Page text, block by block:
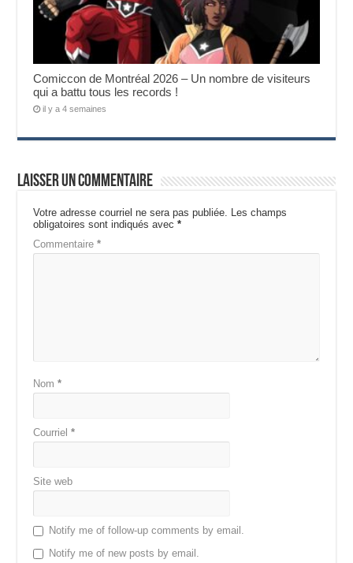
Comiccon de Montréal 2026 – Un nombre de visiteurs
qui a battu tous les records !
il y a 4 semaines
Laisser un commentaire
Votre adresse courriel ne sera pas publiée. Les champs
obligatoires sont indiqués avec*
Commentaire*
Nom*
Courriel*
Site web
Notify me of follow-up comments by email.
Notify me of new posts by email.